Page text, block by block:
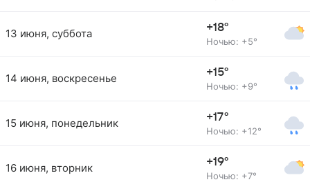
13 июня, суббота +18°
Ночью: +5°
14 июня, воскресенье +15°
Ночью: +9°
15 июня, понедельник +17°
Ночью: +12°
16 июня, вторник +19°
Ночью: +7°